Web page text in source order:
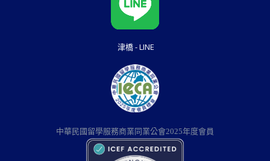
津橋 - LINE
中華民國留學服務商業同業公會2025年度會員